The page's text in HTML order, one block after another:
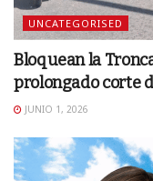
UNCATEGORISED
Bloquean la
prolongado corte
JUNIO 1, 2026